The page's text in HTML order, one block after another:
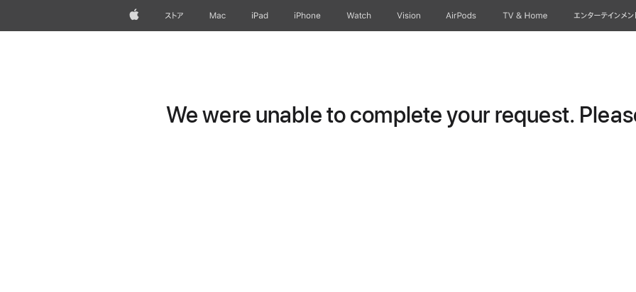
Appleストア Mac iPad iPhone Watch Vision AirPods TV & Home エンターテインメン
We were unable to complete your request.